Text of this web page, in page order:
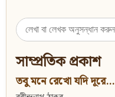
Search
for:
সাম্প্রতিক প্রকাশ
তবু মনে রেখো যদি দূরে...